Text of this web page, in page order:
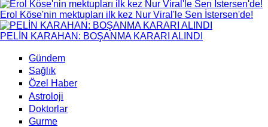
Erol Köse'nin mektupları ilk kez Nur Viral'le Sen İstersen'de!
PELİN KARAHAN: BOŞANMA KARARI ALINDI
Gündem
Sağlık
Özel Haber
Astroloji
Doktorlar
Gurme